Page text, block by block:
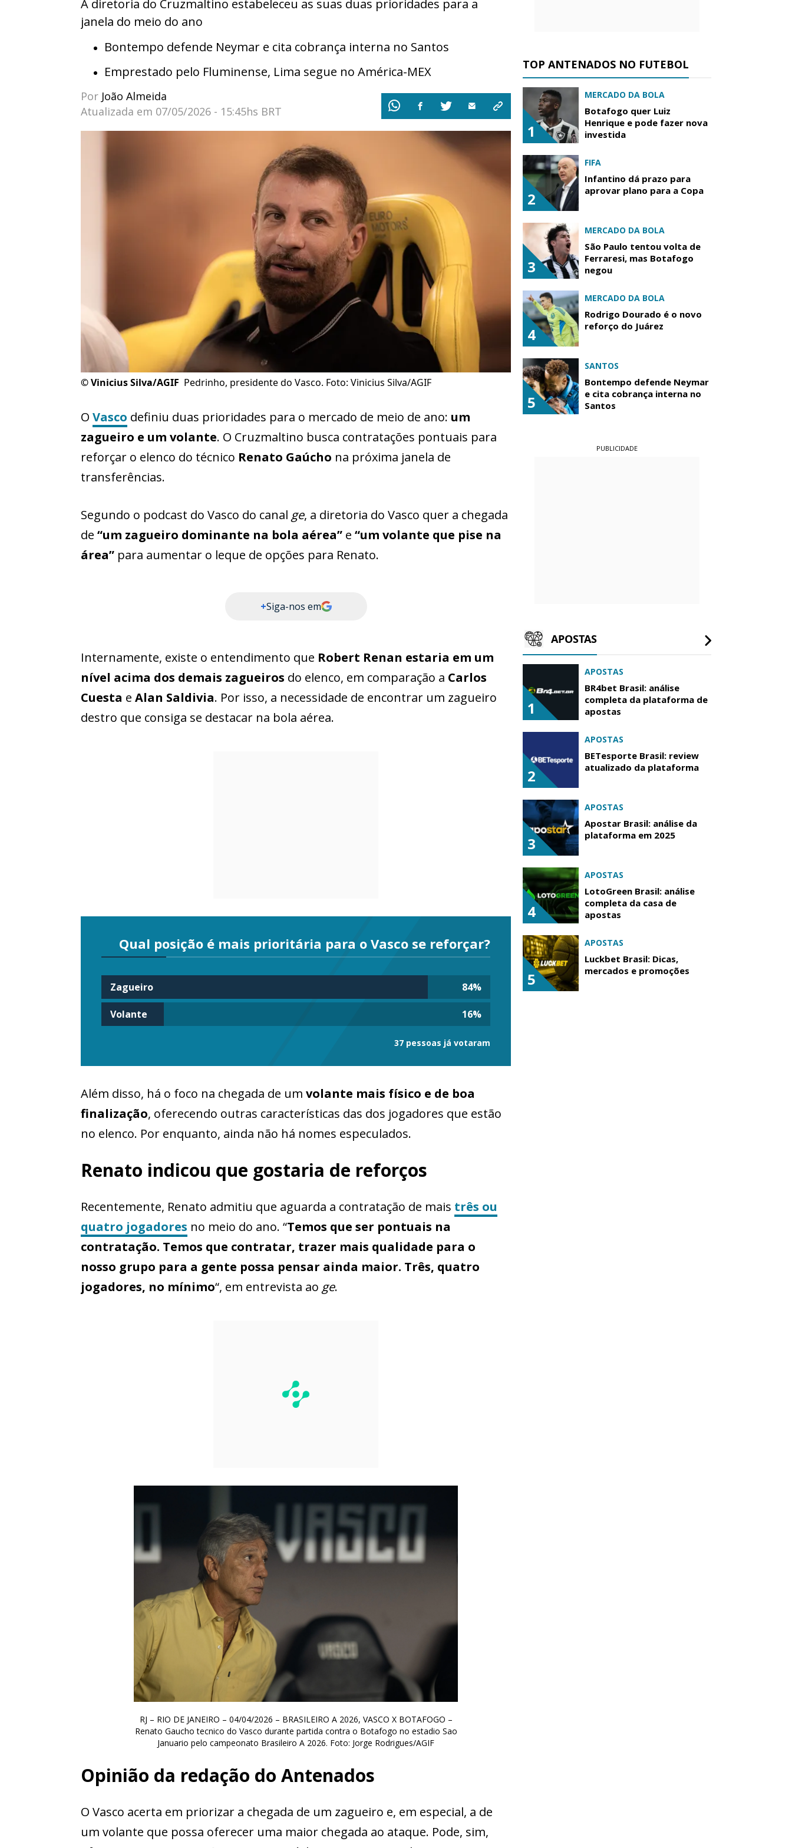
A diretoria do Cruzmaltino estabeleceu as suas duas prioridades para a
janela do meio do ano
Bontempo defende Neymar e cita cobrança interna no Santos
Emprestado pelo Fluminense, Lima segue no América-MEX
Por João Almeida
Atualizada em 07/05/2026 - 15:45hs BRT
©Vinicius Silva/AGIF Pedrinho, presidente do Vasco. Foto: Vinicius Silva/AGIF
O Vasco definiu duas prioridades para o mercado de meio de ano: um
zagueiro e um volante. O Cruzmaltino busca contratações pontuais para
reforçar o elenco do técnico Renato Gaúcho na próxima janela de
transferências.
Segundo o podcast do Vasco do canal ge, a diretoria do Vasco quer a chegada
de “um zagueiro dominante na bola aérea” e “um volante que pise na
área” para aumentar o leque de opções para Renato.
+Siga-nos em
Internamente, existe o entendimento que Robert Renan estaria em um
nível acima dos demais zagueiros do elenco, em comparação a Carlos
Cuesta e Alan Saldivia. Por isso, a necessidade de encontrar um zagueiro
destro que consiga se destacar na bola aérea.
Qual posição é mais prioritária para o Vasco se reforçar?
Zagueiro 84%
Volante 16%
37 pessoas já votaram
Além disso, há o foco na chegada de um volante mais físico e de boa
finalização, oferecendo outras características das dos jogadores que estão
no elenco. Por enquanto, ainda não há nomes especulados.
Renato indicou que gostaria de reforços
Recentemente, Renato admitiu que aguarda a contratação de mais três ou
quatro jogadores no meio do ano. “Temos que ser pontuais na
contratação. Temos que contratar, trazer mais qualidade para o
nosso grupo para a gente possa pensar ainda maior. Três, quatro
jogadores, no mínimo“, em entrevista ao ge.
RJ – RIO DE JANEIRO – 04/04/2026 – BRASILEIRO A 2026, VASCO X BOTAFOGO –
Renato Gaucho tecnico do Vasco durante partida contra o Botafogo no estadio Sao
Januario pelo campeonato Brasileiro A 2026. Foto: Jorge Rodrigues/AGIF
Opinião da redação do Antenados
O Vasco acerta em priorizar a chegada de um zagueiro e, em especial, a de
um volante que possa oferecer uma maior chegada ao ataque. Pode, sim,
TOP ANTENADOS NO FUTEBOL
1
MERCADO DA BOLA
Botafogo quer Luiz
Henrique e pode fazer nova
investida
2
FIFA
Infantino dá prazo para
aprovar plano para a Copa
3
MERCADO DA BOLA
São Paulo tentou volta de
Ferraresi, mas Botafogo
negou
4
MERCADO DA BOLA
Rodrigo Dourado é o novo
reforço do Juárez
5
SANTOS
Bontempo defende Neymar
e cita cobrança interna no
Santos
PUBLICIDADE
APOSTAS
1
APOSTAS
BR4bet Brasil: análise
completa da plataforma de
apostas
2
APOSTAS
BETesporte Brasil: review
atualizado da plataforma
3
APOSTAS
Apostar Brasil: análise da
plataforma em 2025
4
APOSTAS
LotoGreen Brasil: análise
completa da casa de
apostas
5
APOSTAS
Luckbet Brasil: Dicas,
mercados e promoções